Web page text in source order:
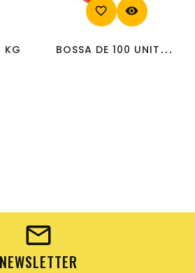
KG
favorite_border visibility
BOSSA DE 100 UNITATS
NEWSLETTER